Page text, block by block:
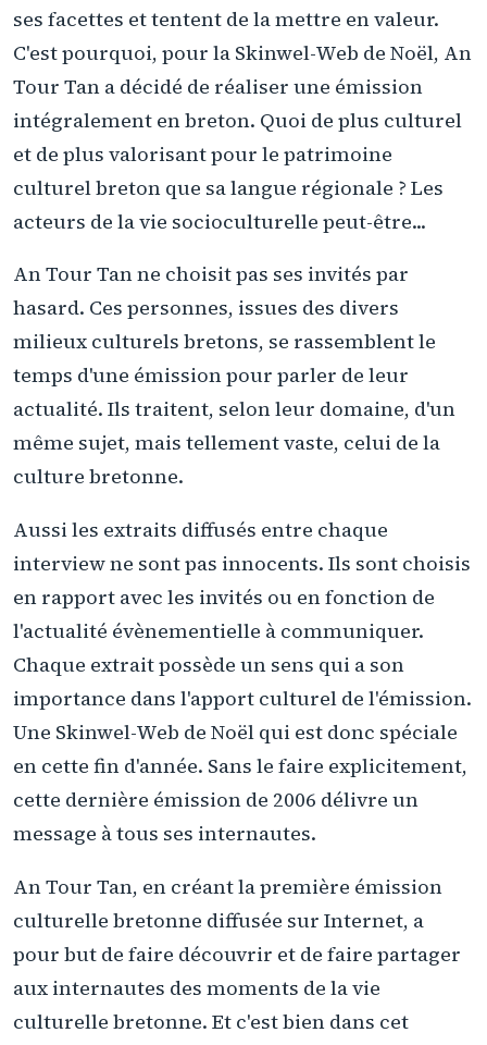
ses facettes et tentent de la mettre en valeur.
C'est pourquoi, pour la Skinwel-Web de Noël, An
Tour Tan a décidé de réaliser une émission
intégralement en breton. Quoi de plus culturel
et de plus valorisant pour le patrimoine
culturel breton que sa langue régionale ? Les
acteurs de la vie socioculturelle peut-être...
An Tour Tan ne choisit pas ses invités par
hasard. Ces personnes, issues des divers
milieux culturels bretons, se rassemblent le
temps d'une émission pour parler de leur
actualité. Ils traitent, selon leur domaine, d'un
même sujet, mais tellement vaste, celui de la
culture bretonne.
Aussi les extraits diffusés entre chaque
interview ne sont pas innocents. Ils sont choisis
en rapport avec les invités ou en fonction de
l'actualité évènementielle à communiquer.
Chaque extrait possède un sens qui a son
importance dans l'apport culturel de l'émission.
Une Skinwel-Web de Noël qui est donc spéciale
en cette fin d'année. Sans le faire explicitement,
cette dernière émission de 2006 délivre un
message à tous ses internautes.
An Tour Tan, en créant la première émission
culturelle bretonne diffusée sur Internet, a
pour but de faire découvrir et de faire partager
aux internautes des moments de la vie
culturelle bretonne. Et c'est bien dans cet